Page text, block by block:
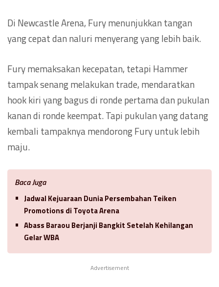
Di Newcastle Arena, Fury menunjukkan tangan
yang cepat dan naluri menyerang yang lebih baik.
Fury memaksakan kecepatan, tetapi Hammer
tampak senang melakukan trade, mendaratkan
hook kiri yang bagus di ronde pertama dan pukulan
kanan di ronde keempat. Tapi pukulan yang datang
kembali tampaknya mendorong Fury untuk lebih
maju.
Baca Juga
Jadwal Kejuaraan Dunia Persembahan Teiken
Promotions di Toyota Arena
Abass Baraou Berjanji Bangkit Setelah Kehilangan
Gelar WBA
Advertisement